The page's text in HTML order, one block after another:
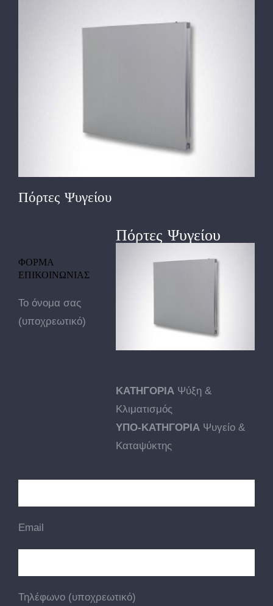
Πόρτες Ψυγείου
Πόρτες Ψυγείου
ΚΑΤΗΓΟΡΙΑ Ψύξη &
Κλιματισμός
ΥΠΟ-ΚΑΤΗΓΟΡΙΑ Ψυγείο &
Καταψύκτης
ΦΟΡΜΑ
ΕΠΙΚΟΙΝΩΝΙΑΣ
Το όνομα σας
(υποχρεωτικό)
Email
Τηλέφωνο (υποχρεωτικό)